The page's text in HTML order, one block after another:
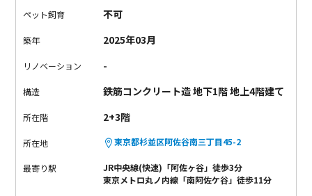
すかね…音については内覧時にご確認ください。
しまうかも…
誰かに取られる前に、お問い合わせを！
ペット飼育 不可
築年 2025年03月
リノベーション -
構造 鉄筋コンクリート造 地下1階 地上4階建て
所在階 2+3階
所在地 東京都杉並区阿佐谷南三丁目45-2
最寄り駅
JR中央線(快速)「阿佐ヶ谷」徒歩3分
東京メトロ丸ノ内線「南阿佐ケ谷」徒歩11分